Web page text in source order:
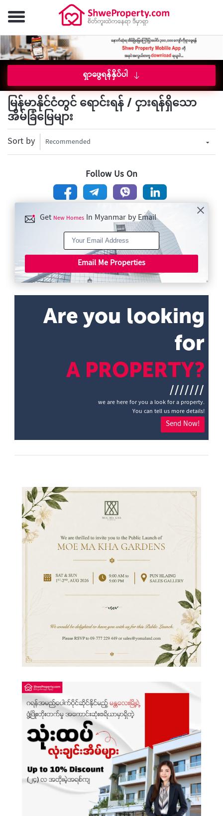
ရှာဖွေရန်နှိပ်ပါ
မြန်မာနိုင်ငံတွင် ရောင်းရန် / ငှားရန်ရှိသော
အိမ်ခြံမြေများ
Sort by Recommended
Follow Us On
Get New Homes In Myanmar by Email
Email Me Properties
Are you looking
for
A PROPERTY?
///////
we are here for you a look for a property.
You can tell us more details!
Send Now!